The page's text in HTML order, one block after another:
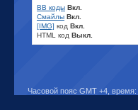
BB коды Вкл.
Смайлы Вкл.
[IMG] код Вкл.
HTML код Выкл.
Часовой пояс GMT +4, время: